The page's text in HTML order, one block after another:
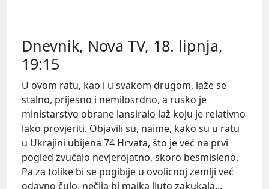
Dnevnik, Nova TV, 18. lipnja,
19:15
U ovom ratu, kao i u svakom drugom, laže se
stalno, prijesno i nemilosrdno, a rusko je
ministarstvo obrane lansiralo laž koju je relativno
lako provjeriti. Objavili su, naime, kako su u ratu
u Ukrajini ubijena 74 Hrvata, što je već na prvi
pogled zvučalo nevjerojatno, skoro besmisleno.
Pa za tolike bi se pogibije u ovolicnoj zemlji već
odavno čulo, nečija bi majka ljuto zakukala...